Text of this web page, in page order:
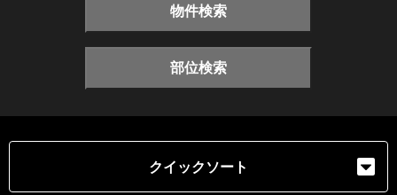
物件検索
部位検索
クイックソート